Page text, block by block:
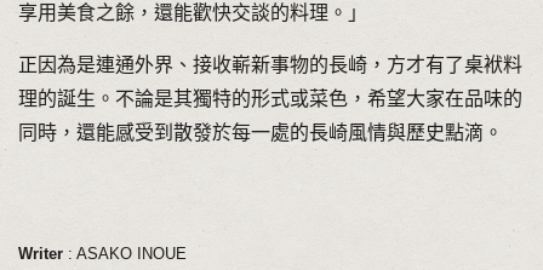
享用美食之餘，還能歡快交談的料理。」
正因為是連通外界、接收嶄新事物的長崎，方才有了桌袱料
理的誕生。不論是其獨特的形式或菜色，希望大家在品味的
同時，還能感受到散發於每一處的長崎風情與歷史點滴。
Writer: ASAKO INOUE